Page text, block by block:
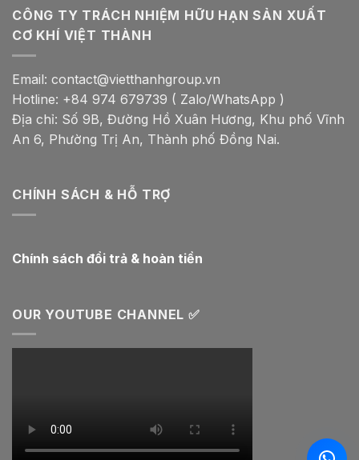
CÔNG TY TRÁCH NHIỆM HỮU HẠN SẢN XUẤT
CƠ KHÍ VIỆT THÀNH
Email: contact@vietthanhgroup.vn
Hotline: +84 974 679739 ( Zalo/WhatsApp )
Địa chỉ: Số 9B, Đường Hồ Xuân Hương, Khu phố Vĩnh
An 6, Phường Trị An, Thành phố Đồng Nai.
CHÍNH SÁCH & HỖ TRỢ
Chính sách đổi trả & hoàn tiền
OUR YOUTUBE CHANNEL ✅